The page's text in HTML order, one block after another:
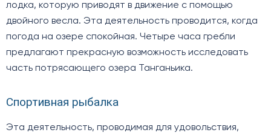
лодка, которую приводят в движение с помощью
двойного весла. Эта деятельность проводится, когда
погода на озере спокойная. Четыре часа гребли
предлагают прекрасную возможность исследовать
часть потрясающего озера Танганьика.
Спортивная рыбалка
Эта деятельность, проводимая для удовольствия,